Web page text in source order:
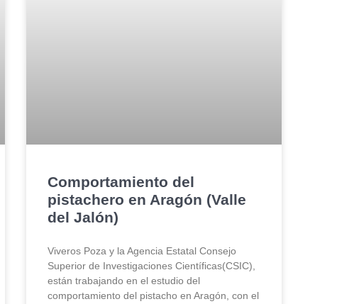
Comportamiento del
pistachero en Aragón (Valle
del Jalón)
Viveros Poza y la Agencia Estatal Consejo
Superior de Investigaciones Científicas(CSIC),
están trabajando en el estudio del
comportamiento del pistacho en Aragón, con el